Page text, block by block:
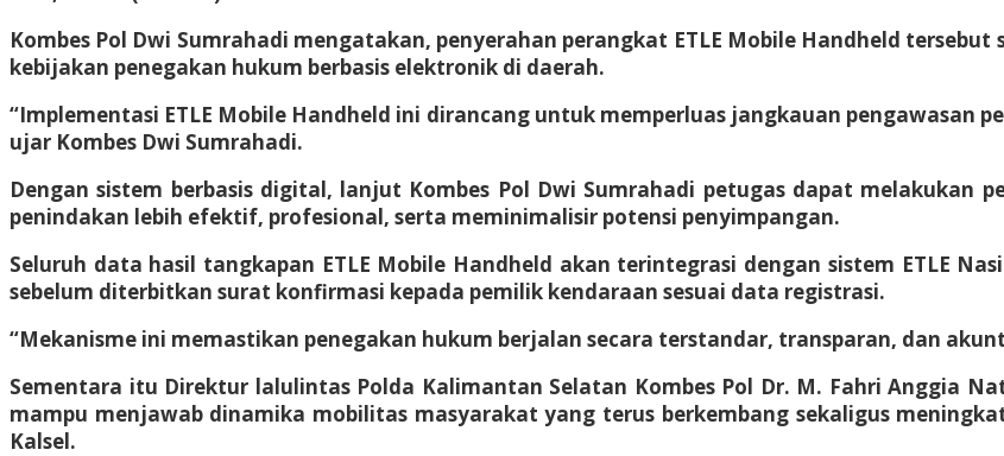
Kombes Pol Dwi Sumrahadi mengatakan, penyerahan perangkat ETLE Mobile Handheld
kebijakan penegakan hukum berbasis elektronik di daerah.
“Implementasi ETLE Mobile Handheld ini dirancang untuk memperluas jangkauan pengawasan
ujar Kombes Dwi Sumrahadi.
Dengan sistem berbasis digital, lanjut Kombes Pol Dwi Sumrahadi petugas dapat melakukan
penindakan lebih efektif, profesional, serta meminimalisir potensi penyimpangan.
Seluruh data hasil tangkapan ETLE Mobile Handheld akan terintegrasi dengan sistem ETLE
sebelum diterbitkan surat konfirmasi kepada pemilik kendaraan sesuai data registrasi.
“Mekanisme ini memastikan penegakan hukum berjalan secara terstandar, transparan, dan
Sementara itu Direktur lalulintas Polda Kalimantan Selatan Kombes Pol Dr. M. Fahri Anggia
mampu menjawab dinamika mobilitas masyarakat yang terus berkembang sekaligus
Kalsel.